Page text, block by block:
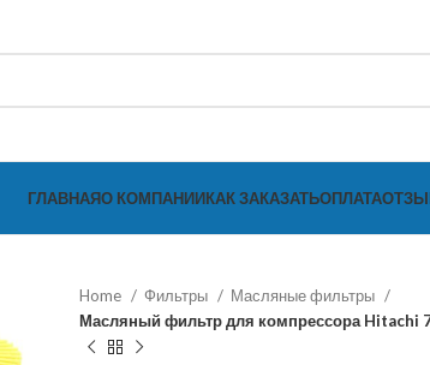
ГЛАВНАЯО КОМПАНИИКАК ЗАКАЗАТЬОПЛАТА
Home Фильтры
Масляные фильтры
Масляный фильтр для компрессора Hitachi